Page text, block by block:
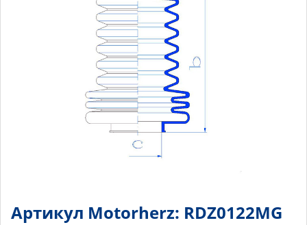
Артикул Motorherz: RDZ0122MG